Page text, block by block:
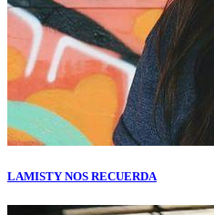
LAMISTY NOS RECUERDA